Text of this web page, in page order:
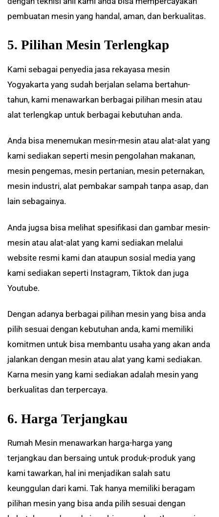
pembuatan mesin yang handal, aman, dan berkualitas.
5. Pilihan Mesin Terlengkap
Kami sebagai penyedia jasa rekayasa mesin
Yogyakarta yang sudah berjalan selama bertahun-
tahun, kami menawarkan berbagai pilihan mesin atau
alat terlengkap untuk berbagai kebutuhan anda.
Anda bisa menemukan mesin-mesin atau alat-alat yang
kami sediakan seperti mesin pengolahan makanan,
mesin pengemas, mesin pertanian, mesin peternakan,
mesin industri, alat pembakar sampah tanpa asap, dan
lain sebagainya.
Anda jugsa bisa melihat spesifikasi dan gambar mesin-
mesin atau alat-alat yang kami sediakan melalui
website resmi kami dan ataupun sosial media yang
kami sediakan seperti Instagram, Tiktok dan juga
Youtube.
Dengan adanya berbagai pilihan mesin yang bisa anda
pilih sesuai dengan kebutuhan anda, kami memiliki
komitmen untuk bisa membantu usaha yang akan anda
jalankan dengan mesin atau alat yang kami sediakan.
Karna mesin yang kami sediakan adalah mesin yang
berkualitas dan terpercaya.
6. Harga Terjangkau
Rumah Mesin menawarkan harga-harga yang
terjangkau dan bersaing untuk produk-produk yang
kami tawarkan, hal ini menjadikan salah satu
keunggulan dari kami. Tak hanya memiliki beragam
pilihan mesin yang bisa anda pilih sesuai dengan